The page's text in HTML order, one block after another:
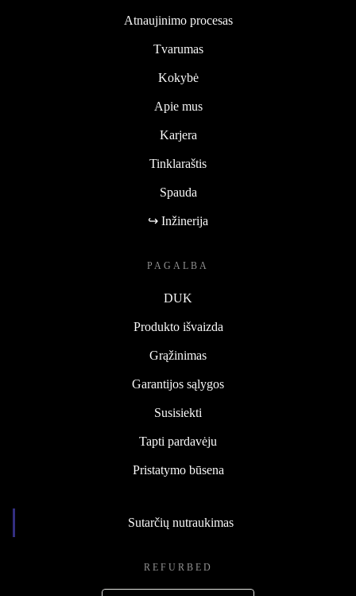
Atnaujinimo procesas
Tvarumas
Kokybė
Apie mus
Karjera
Tinklaraštis
Spauda
↪ Inžinerija
PAGALBA
DUK
Produkto išvaizda
Grąžinimas
Garantijos sąlygos
Susisiekti
Tapti pardavėju
Pristatymo būsena
Sutarčių nutraukimas
REFURBED